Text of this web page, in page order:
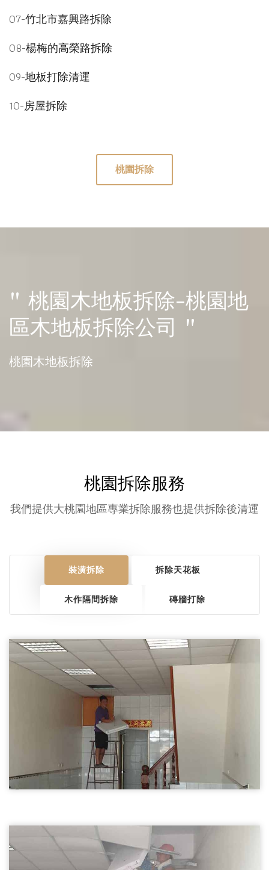
07-竹北市嘉興路拆除
08-楊梅的高榮路拆除
09-地板打除清運
10-房屋拆除
桃園拆除
" 桃園木地板拆除-桃園地
區木地板拆除公司 "
桃園木地板拆除
桃園拆除服務
我們提供大桃園地區專業拆除服務也提供拆除後清運
裝潢拆除 拆除天花板
木作隔間拆除 磚牆打除
桃園拆除天花板,輕鋼架天花板拆除
桃園拆除天花板